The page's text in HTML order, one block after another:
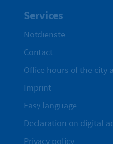
Services
Notdienste
Contact
Office hours of the city
Imprint
Easy language
Declaration on digital
Privacy policy